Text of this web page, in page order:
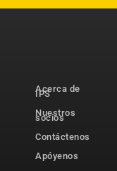
Acerca de
IPS
Nuestros
socios
Contáctenos
Apóyenos